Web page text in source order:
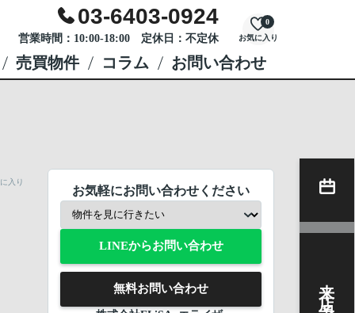
03-6403-0924
営業時間：10:00-18:00 定休日：不定休 お気に入り
0
売買物件 コラム お問い合わせ
入り
お気軽にお問い合わせください
LINEからお問い合わせ
無料お問い合わせ 来店予約